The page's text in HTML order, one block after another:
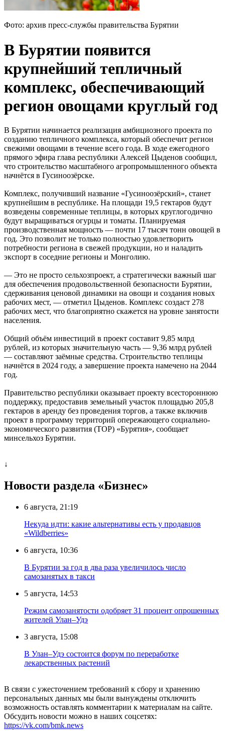
Фото: архив пресс-службы правительства Бурятии
В Бурятии появится
крупнейший тепличный
комплекс, обеспечивающий
регион овощами круглый год
В Бурятии начинается реализация амбициозного проекта по
созданию тепличного комплекса, который обеспечит регион
свежими овощами в течение всего года. В ходе ежегодного
прямого эфира глава республики Алексей Цыденов сообщил,
что строительство масштабного агропромышленного объекта
начнётся в Гусиноозёрске.
Комплекс, получивший название «Гусиноозёрский», станет
крупнейшим в республике. На площади 19,5 гектаров будут
возведены современные теплицы, в которых круглогодично
будут выращиваться огурцы и томаты. Планируемая
производственная мощность — почти 17 тысяч тонн овощей в
год. Это позволит не только полностью удовлетворить
потребности региона в свежей продукции, но и наладить
экспорт в соседние регионы и Монголию.
— Это не просто сельхозпроект, а стратегически важный шаг
для обеспечения продовольственной безопасности Бурятии,
сдерживания ценовой динамики на овощи и создания новых
рабочих мест, — отметил Цыденов. Комплекс создаст 278
рабочих мест, что благоприятно скажется на уровне занятости
населения.
Общий объём инвестиций в проект составит 9,85 млрд
рублей, из которых значительную часть — 9,36 млрд рублей
— составляют заёмные средства. Строительство теплицы
начнётся в 2024 году, а завершение проекта намечено на 2044
год.
Правительство республики оказывает проекту всестороннюю
поддержку, предоставив земельный участок площадью 205,8
гектаров в аренду без проведения торгов, а также включив
проект в программу территорий опережающего социально-
экономического развития (ТОР) «Бурятия», сообщает
минсельхоз Бурятии.
↓
Новости раздела «Бизнес»
6 августа, 21:19
Некуда идти: какие альтернативы есть у продавцов
«Wildberries»
6 августа, 10:36
В Бурятии за год в два раза увеличилось число
самозанятых в такси
5 августа, 14:53
Режим самозанятости одобряет 31 процент опрошенных
жителей Улан–Удэ
3 августа, 15:08
В Улан–Удэ состоится форум по переработке
лекарственных растений
В связи с ужесточением требований к сбору и хранению
персональных данных мы были вынуждены отключить
возможность оставлять комментарии к материалам на сайте.
Обсудить новости можно в наших соцсетях:
https://vk.com/bmk.news